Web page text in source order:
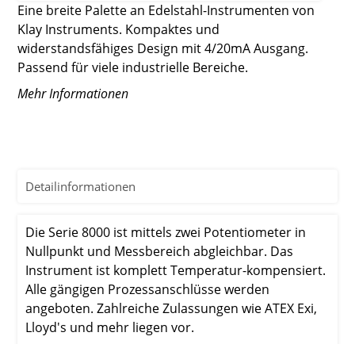
Eine breite Palette an Edelstahl-Instrumenten von
Klay Instruments. Kompaktes und
widerstandsfähiges Design mit 4/20mA Ausgang.
Passend für viele industrielle Bereiche.
Mehr Informationen
Detailinformationen
Die Serie 8000 ist mittels zwei Potentiometer in
Nullpunkt und Messbereich abgleichbar. Das
Instrument ist komplett Temperatur-kompensiert.
Alle gängigen Prozessanschlüsse werden
angeboten. Zahlreiche Zulassungen wie ATEX Exi,
Lloyd's und mehr liegen vor.